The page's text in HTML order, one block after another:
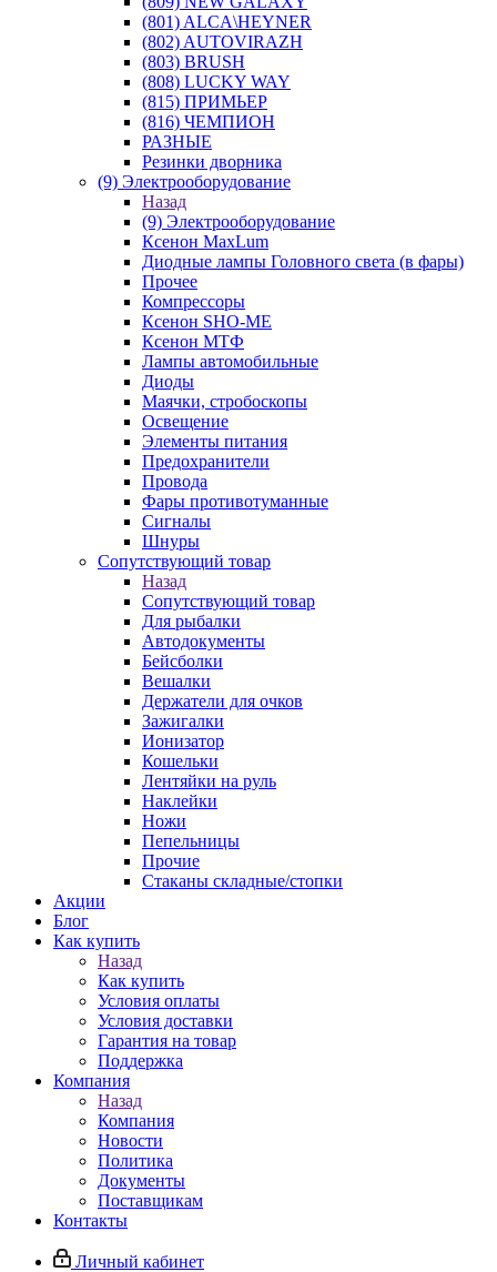
(801) ALCA\HEYNER
(802) AUTOVIRAZH
(803) BRUSH
(808) LUCKY WAY
(815) ПРИМЬЕР
(816) ЧЕМПИОН
РАЗНЫЕ
Резинки дворника
(9) Электрооборудование
Назад
(9) Электрооборудование
Ксенон MaxLum
Диодные лампы Головного света (в фары)
Прочее
Компрессоры
Ксенон SHO-ME
Ксенон МТФ
Лампы автомобильные
Диоды
Маячки, стробоскопы
Освещение
Элементы питания
Предохранители
Провода
Фары противотуманные
Сигналы
Шнуры
Сопутствующий товар
Назад
Сопутствующий товар
Для рыбалки
Автодокументы
Бейсболки
Вешалки
Держатели для очков
Зажигалки
Ионизатор
Кошельки
Лентяйки на руль
Наклейки
Ножи
Пепельницы
Прочие
Стаканы складные/стопки
Акции
Блог
Как купить
Назад
Как купить
Условия оплаты
Условия доставки
Гарантия на товар
Поддержка
Компания
Назад
Компания
Новости
Политика
Документы
Поставщикам
Контакты
Личный кабинет